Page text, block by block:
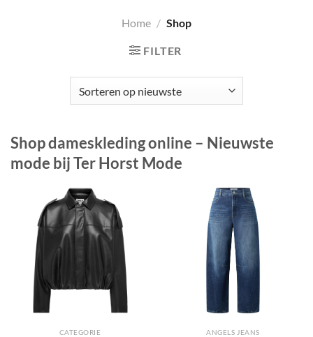
Home / Shop
FILTER
Shop dameskleding online – Nieuwste
mode bij Ter Horst Mode
CATEGORIE ANGELS JEANS